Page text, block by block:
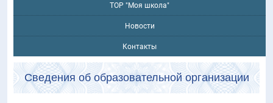
ТОР "Моя школа"
Новости
Контакты
Сведения об образовательной организации